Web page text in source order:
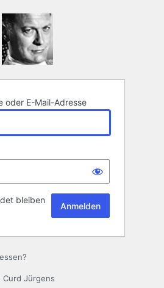
oder E-Mail-Adresse
bleiben
Jürgens